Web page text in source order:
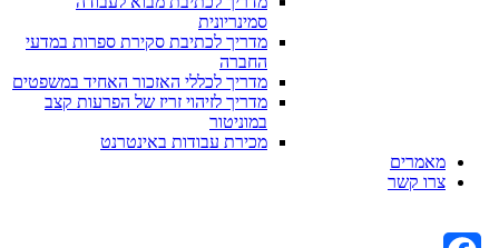
סמינריונית
מדריך לכתיבת סקירת ספרות במדעי
החברה
מדריך לכללי האזכור האחיד במשפטים
מדריך לזיהוי זריז של הפרעות קצב
במוניטור
מכירת עבודות באינטרנט
מאמרים
צרו קשר